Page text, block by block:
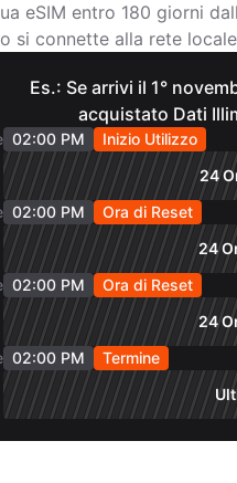
eSIM entro 180 giorni
si connette alla rete
Es.: Se arrivi il 1°
acquistato Dati
02:00 PM
Inizio Utilizzo
24
02:00 PM
Ora di Reset
24
02:00 PM
Ora di Reset
24
02:00 PM
Termine